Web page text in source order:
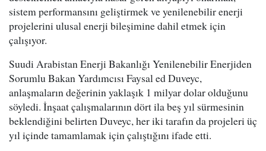
sistem performansını geliştirmek ve yenilenebilir enerji
projelerini ulusal enerji bileşimine dahil etmek için
çalışıyor.
Suudi Arabistan Enerji Bakanlığı Yenilenebilir Enerjiden
Sorumlu Bakan Yardımcısı Faysal ed Duveyc,
anlaşmaların değerinin yaklaşık 1 milyar dolar olduğunu
söyledi. İnşaat çalışmalarının dört ila beş yıl sürmesinin
beklendiğini belirten Duveyc, her iki tarafın da projeleri üç
yıl içinde tamamlamak için çalıştığını ifade etti.